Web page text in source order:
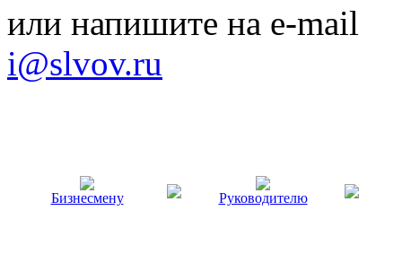
или напишите на e-mail
i@slvov.ru
Бизнесмену Руководителю